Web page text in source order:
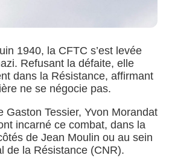
1940, la CFTC s’est levée
Refusant la défaite, elle
dans la Résistance, affirmant
ne se négocie pas.
Gaston Tessier, Yvon Morandat
incarné ce combat, dans la
de Jean Moulin ou au sein
de la Résistance (CNR).